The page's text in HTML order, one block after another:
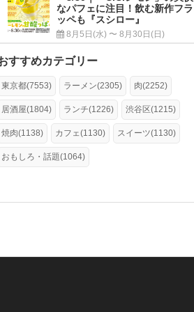
なパフェに注目！飲む新作フラ
ッペも『スシロー』
8月5日(水) 〜 8月30日(日)
すすめカテゴリー
東京都(7553) ラーメン(2305) 肉(2252)
居酒屋(1804) ランチ(1226) 渋谷区(1215)
焼肉(1138) カフェ(1130) スイーツ(1130)
おもしろ・話題(1064)